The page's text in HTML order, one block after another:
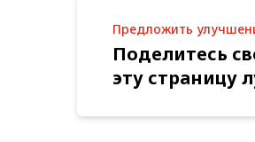
Предложить
Поделитесь
эту страницу